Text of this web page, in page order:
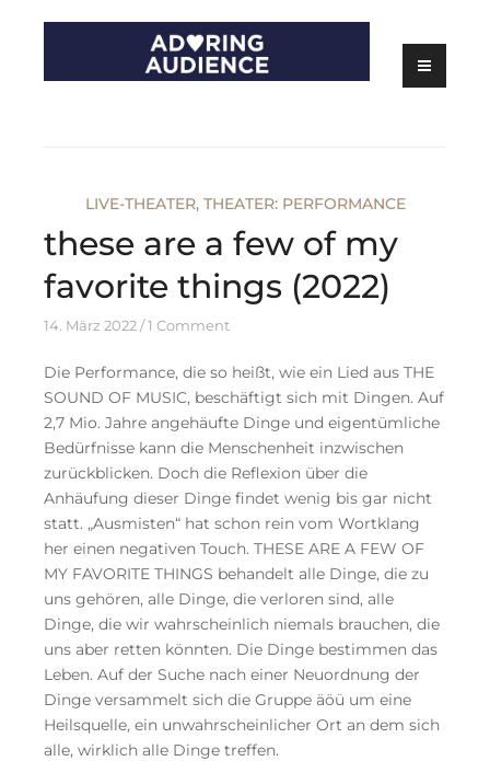
content
LIVE-THEATER, THEATER: PERFORMANCE
these are a few of my
favorite things (2022)
14. März 2022 1 Comment
Die Performance, die so heißt, wie ein Lied aus THE
SOUND OF MUSIC, beschäftigt sich mit Dingen. Auf
2,7 Mio. Jahre angehäufte Dinge und eigentümliche
Bedürfnisse kann die Menschenheit inzwischen
zurückblicken. Doch die Reflexion über die
Anhäufung dieser Dinge findet wenig bis gar nicht
statt. „Ausmisten“ hat schon rein vom Wortklang
her einen negativen Touch. THESE ARE A FEW OF
MY FAVORITE THINGS behandelt alle Dinge, die zu
uns gehören, alle Dinge, die verloren sind, alle
Dinge, die wir wahrscheinlich niemals brauchen, die
uns aber retten könnten. Die Dinge bestimmen das
Leben. Auf der Suche nach einer Neuordnung der
Dinge versammelt sich die Gruppe äöü um eine
Heilsquelle, ein unwahrscheinlicher Ort an dem sich
alle, wirklich alle Dinge treffen.